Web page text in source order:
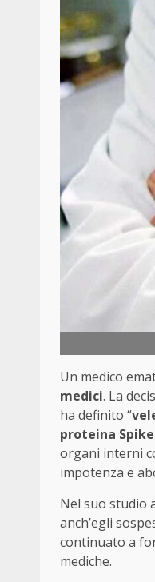
Un medico
medici. La
ha definito “
proteina
organi interni
impotenza e
Nel suo studio
anch’egli
continuato a
mediche.